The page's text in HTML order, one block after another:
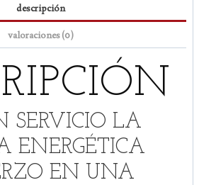
descripción
valoraciones (0)
SERVICIO LA
ENERGÉTICA
EN UNA